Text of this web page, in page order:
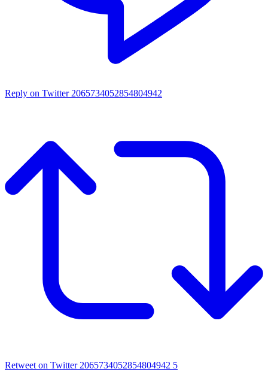
Reply on Twitter 2065734052854804942
Retweet on Twitter 2065734052854804942 5